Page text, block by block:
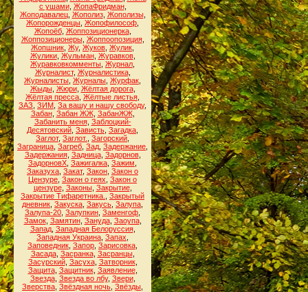
с ушами, ЖопаФридман,
Жоподавалец, Жополиз, Жополизы,
Жопорожденцы Жопофилософ
Жопоёб, Жоппозиционерка,
Жоппозиционеры, Жоппоопозиция,
Жопшник Жу, Жуков Жулик
Жулики, Жульман, Журавков,
Журавковкомменты Журнал
Журналист, Журналистика,
Журналисты Журналы Журфак
Жыды, Жюри, Жёлтая дорога,
Жёлтая пресса Жёлтые листья
ЗАЗ ЗИМ За вашу и нашу свободу,
Забан, Забан ЖЖ, ЗабанЖЖ,
Забанить меня, Заблоцкий-
Десятовский Зависть Загадка
Заглот, Заглот. Загорский
Заграница Загреб Зад Задержание
Задержания, Задница, Задорнов,
ЗадорновХ Зажигалка Зажим
Заказуха Закат, Закон Закон о
Цензуре Закон о геях Закон о
цензуре, Законы, Закрытие,
Закрытие Тифаретника.
Закрытый
дневник Закуска Закусь Залупа
Залупа-20 Залупкин Заменгоф
Замок, Замятин, Зануда, Заоупа,
Запад, Западная Белоруссия,
Западная Украина Запах
Заповедник Запор Зарисовка
Засада, Засранка, Засранцы,
Засурский, Засуха, Затворник,
Защита, Защитник, Заявление,
Звезда, Звезда во лбу, Звери,
Зверства Звёздная ночь Звёзды